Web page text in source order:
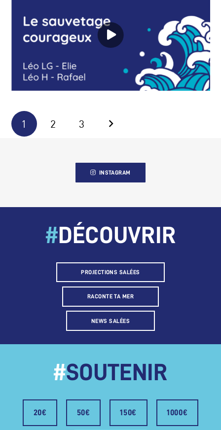
1 2 3
INSTAGRAM
# DÉCOUVRIR
PROJECTIONS SALÉES
RACONTE TA MER
NEWS SALÉES
#SOUTENIR
20€ 50€ 150€ 1000€